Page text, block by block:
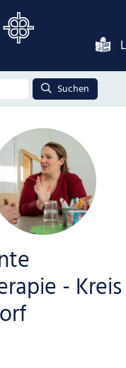
Suchen
- Kreis